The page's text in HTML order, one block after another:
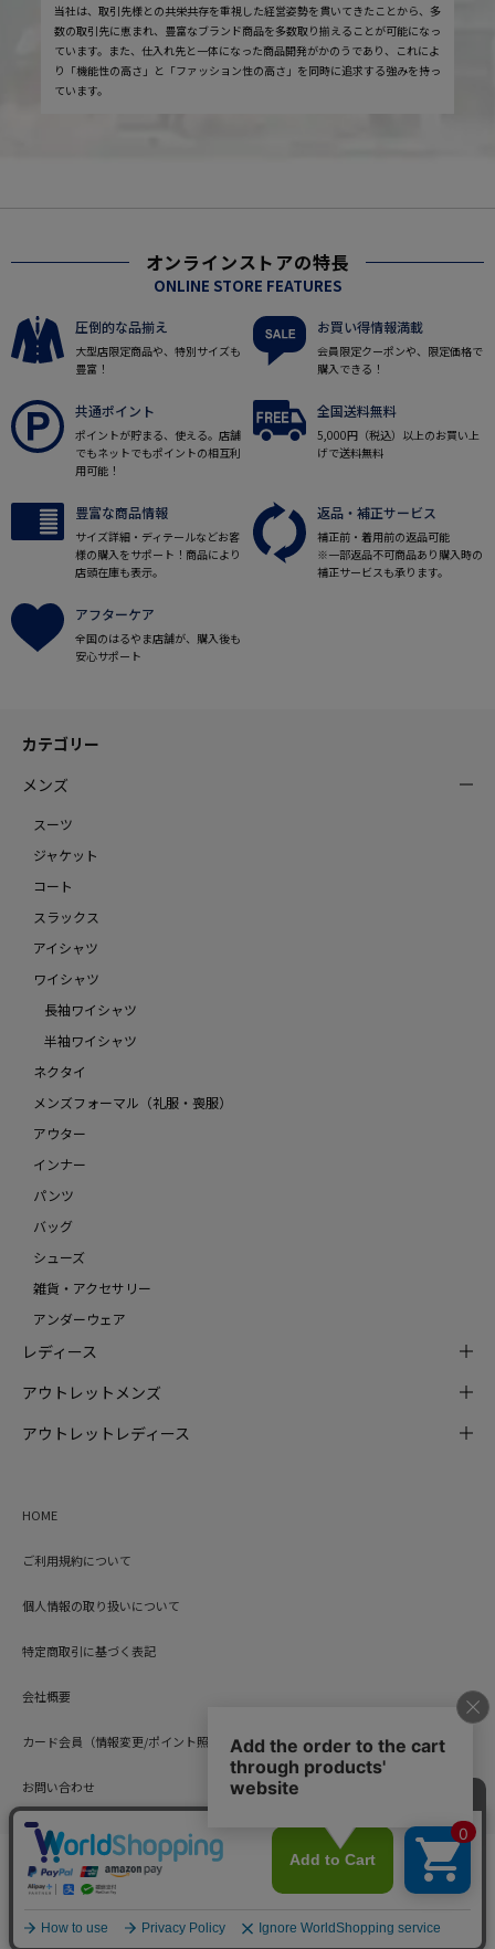
当社は、取引先様との共栄共存を重視した経営姿勢を貫いてきたことから、多
数の取引先に恵まれ、豊富なブランド商品を多数取り揃えることが可能になっ
ています。また、仕入れ先と一体になった商品開発がかのうであり、これによ
り「機能性の高さ」と「ファッション性の高さ」を同時に追求する強みを持っ
ています。
オンラインストアの特長
ONLINE STORE FEATURES
圧倒的な品揃え
大型店限定商品や、特別サイズも
豊富！
お買い得情報満載
会員限定クーポンや、限定価格で
購入できる！
共通ポイント
ポイントが貯まる、使える。店舗
でもネットでもポイントの相互利
用可能！
全国送料無料
5,000円（税込）以上のお買い上
げで送料無料
豊富な商品情報
サイズ詳細・ディテールなどお客
様の購入をサポート！商品により
店頭在庫も表示。
返品・補正サービス
補正前・着用前の返品可能
※一部返品不可商品あり購入時の
補正サービスも承ります。
アフターケア
全国のはるやま店舗が、購入後も
安心サポート
カテゴリー
メンズ
スーツ
ジャケット
コート
スラックス
アイシャツ
ワイシャツ
長袖ワイシャツ
半袖ワイシャツ
ネクタイ
メンズフォーマル（礼服・喪服）
アウター
インナー
パンツ
バッグ
シューズ
雑貨・アクセサリー
アンダーウェア
レディース
アウトレットメンズ
アウトレットレディース
HOME
ご利用規約について
個人情報の取り扱いについて
特定商取引に基づく表記
会社概要
カード会員（情報変更/ポイント照会）
お問い合わせ
Copyright © HARUYAMA TRADING CO.,LTD. All Rights Reserved.